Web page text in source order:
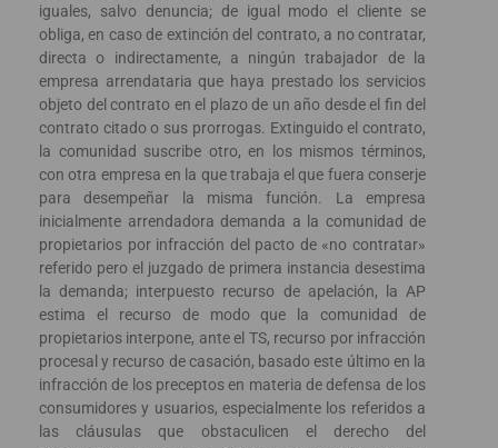
iguales, salvo denuncia; de igual modo el cliente se
obliga, en caso de extinción del contrato, a no contratar,
directa o indirectamente, a ningún trabajador de la
empresa arrendataria que haya prestado los servicios
objeto del contrato en el plazo de un año desde el fin del
contrato citado o sus prorrogas. Extinguido el contrato,
la comunidad suscribe otro, en los mismos términos,
con otra empresa en la que trabaja el que fuera conserje
para desempeñar la misma función. La empresa
inicialmente arrendadora demanda a la comunidad de
propietarios por infracción del pacto de «no contratar»
referido pero el juzgado de primera instancia desestima
la demanda; interpuesto recurso de apelación, la AP
estima el recurso de modo que la comunidad de
propietarios interpone, ante el TS, recurso por infracción
procesal y recurso de casación, basado este último en la
infracción de los preceptos en materia de defensa de los
consumidores y usuarios, especialmente los referidos a
las cláusulas que obstaculicen el derecho del